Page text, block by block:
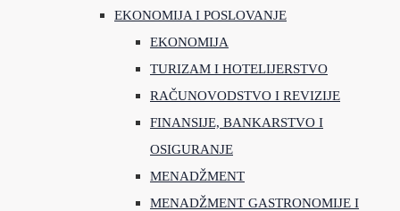
EKONOMIJA I POSLOVANJE
EKONOMIJA
TURIZAM I HOTELIJERSTVO
RAČUNOVODSTVO I REVIZIJE
FINANSIJE, BANKARSTVO I
OSIGURANJE
MENADŽMENT
MENADŽMENT GASTRONOMIJE I